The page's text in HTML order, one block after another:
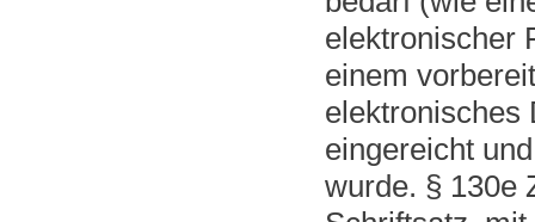
elektronischer
einem
elektronisches
eingereicht
wurde. § 130e